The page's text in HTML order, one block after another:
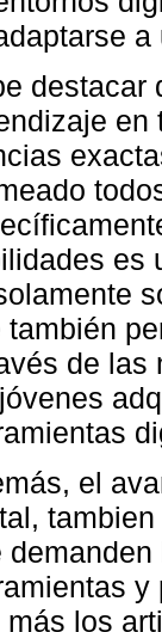
destacar
en
es
también
de las
el
más los